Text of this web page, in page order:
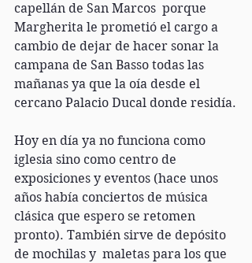
capellán de San Marcos  porque
Margherita le prometió el cargo a
cambio de dejar de hacer sonar la
campana de San Basso todas las
mañanas ya que la oía desde el
cercano Palacio Ducal donde residía.
Hoy en día ya no funciona como
iglesia sino como centro de
exposiciones y eventos (hace unos
años había conciertos de música
clásica que espero se retomen
pronto). También sirve de depósito
de mochilas y  maletas para los que